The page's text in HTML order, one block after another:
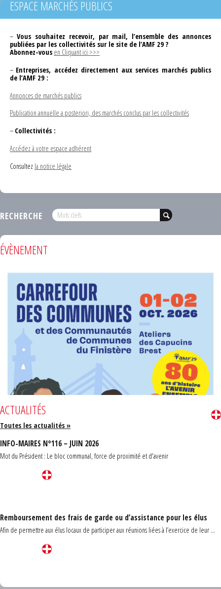
ESPACE MARCHÉS PUBLICS
– Vous souhaitez recevoir, par mail, l’ensemble des annonces
publiées par les collectivités sur le site de l’AMF 29 ?
Abonnez-vous en Cliquant ici >>>
– Entreprises, accédez directement aux services marchés publics
de l’AMF 29 :
Annonces de marchés publics
Publication annuelle a posteriori, des marchés conclus par les collectivités
– Collectivités :
Accédez à votre espace adhérent
Consultez la notice légale
RECHERCHE
ÉVÈNEMENT
ACTUALITÉS
Toutes les actualités »
INFO-MAIRES N°116 – JUIN 2026
Mot du Président : Le bloc communal, force de proximité et d'avenir
Remboursement des frais de garde ou d’assistance pour les élus
Afin de permettre aux élus locaux de participer aux réunions liées à l’exercice de leur ...